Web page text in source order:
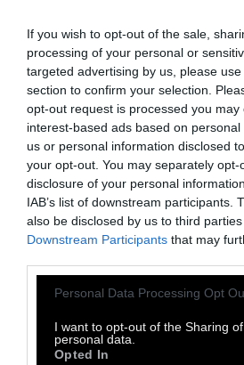
If you wish to opt-out of the sale,
processing of your personal or
targeted advertising by us, please
section to confirm your selection.
opt-out request is processed you may
interest-based ads based on
us or personal information disclosed
your opt-out. You may separately
disclosure of your personal
IAB’s list of downstream participants.
also be disclosed by us to third
Downstream Participants that may
Personal Data Processing Opt
I want to opt-out of the Sharing
personal data.
Opted In
Wang), “Bloomers”
Bång), “Hierarchy Glitch”
Dantcheva/Electric Indigo),
Machine” (Ana Nedeljković/
“Measuring the Distance”
Bailie), “Generator/
Schneider/Μαριάνθη
Αλεξανδρή), “Suggestion of
Resistance” (Michelle
Schiphorst)
ΠΑΡΑΣΚΕΥΗ, 23:00
ΚΕΝΤΡΙΚΗ ΣΚΗΝΗ